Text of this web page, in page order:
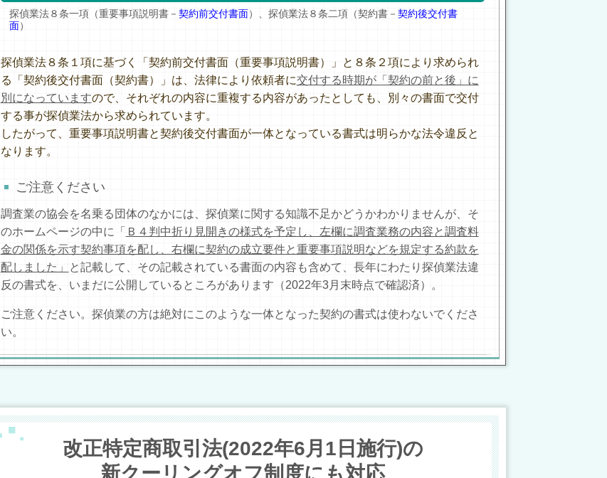
探偵業法８条一項（重要事項説明書－ 契約前交付書面）、探偵業法８条二項（契約書－ 契約後交付書
面）
探偵業法８条１項に基づく「契約前交付書面（重要事項説明書）」と８条２項により求められ
る「契約後交付書面（契約書）」は、法律により依頼者に交付する時期が「契約の前と後」に
別になっていますので、それぞれの内容に重複する内容があったとしても、別々の書面で交付
する事が探偵業法から求められています。
したがって、重要事項説明書と契約後交付書面が一体となっている書式は明らかな法令違反と
なります。
ご注意ください
調査業の協会を名乗る団体のなかには、探偵業に関する知識不足かどうかわかりませんが、そ
のホームページの中に「 Ｂ４判中折り見開きの様式を予定し、左欄に調査業務の内容と調査料
金の関係を示す契約事項を配し、右欄に契約の成立要件と重要事項説明などを規定する約款を
配しました」
と記載して、その記載されている書面の内容も含めて、長年にわたり探偵業法違
反の書式を、いまだに公開しているところがあります（2022年3月末時点で確認済）。
ご注意ください。探偵業の方は絶対にこのような一体となった契約の書式は使わないでくださ
い。
改正特定商取引法(2022年6月1日施行)の
新クーリングオフ制度にも対応